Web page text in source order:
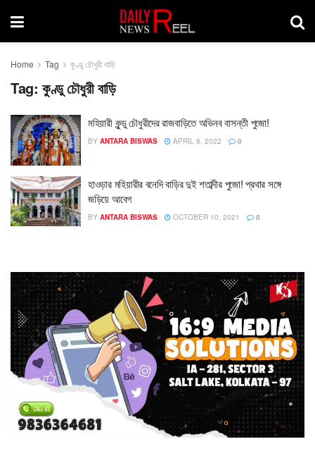
Home Tag কুণ্ডু চৌধুরী বাড়ি
Tag: কুণ্ডু চৌধুরী বাড়ি
মহিয়ারী কুন্ডু চৌধুরীদের রাজবাড়িতে অভিনব বাসন্তী পুজো!
BY ANTARA BISWAS APRIL 8, 2022 0
হাওড়ার মহিয়ারীর বনেদি বাড়ির দুই শতাব্দীর পুজো! প্রথার সঙ্গে
জড়িয়ে আবেগ
BY ANTARA BISWAS OCTOBER 10, 2021 0